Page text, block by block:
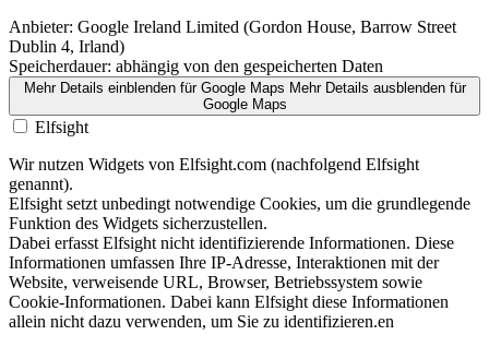
Anbieter: Google Ireland Limited (Gordon House, Barrow Street
Dublin 4, Irland)
Speicherdauer: abhängig von den gespeicherten Daten
Mehr Details einblendenfür Google Maps Mehr Details ausblendenfür
Google Maps
Elfsight
Wir nutzen Widgets von Elfsight.com (nachfolgend Elfsight
genannt).
Elfsight setzt unbedingt notwendige Cookies, um die grundlegende
Funktion des Widgets sicherzustellen.
Dabei erfasst Elfsight nicht identifizierende Informationen. Diese
Informationen umfassen Ihre IP-Adresse, Interaktionen mit der
Website, verweisende URL, Browser, Betriebssystem sowie
Cookie-Informationen. Dabei kann Elfsight diese Informationen
allein nicht dazu verwenden, um Sie zu identifizieren.en